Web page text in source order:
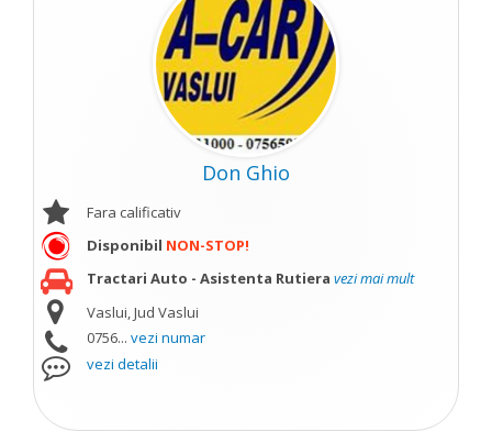
Don Ghio
Fara calificativ
Disponibil NON-STOP!
Tractari Auto - Asistenta Rutiera vezi mai mult
Vaslui, Jud Vaslui
0756... vezi numar
vezi detalii